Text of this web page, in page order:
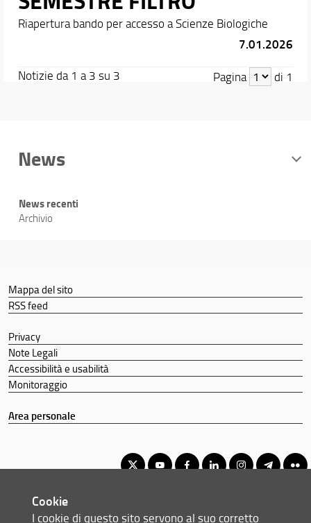
Riapertura bando per accesso a Scienze Biologiche
7.01.2026
Notizie da 1 a 3 su 3 Pagina di 1
News
News recenti
Archivio
Mappa del sito
RSS feed
Privacy
Note Legali
Accessibilità e usabilità
Monitoraggio
Area personale
Cookie
I cookie di questo sito servono al suo corretto